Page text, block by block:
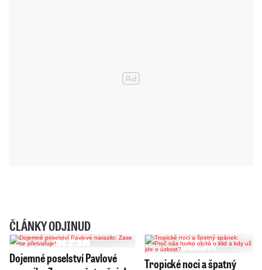
ČLÁNKY ODJINUD
Dojemné poselství Pavlové
Tropické noci a špatný